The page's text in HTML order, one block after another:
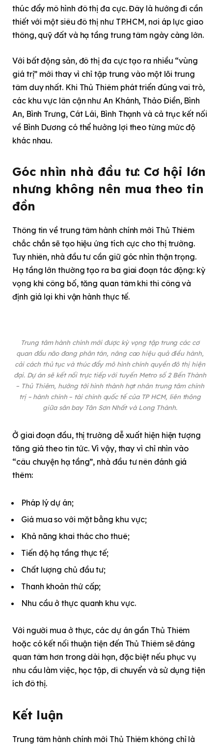
thúc đẩy mô hình đô thị đa cực. Đây là hướng đi cần
thiết với một siêu đô thị như TP.HCM, nơi áp lực giao
thông, quỹ đất và hạ tầng trung tâm ngày càng lớn.
Với bất động sản, đô thị đa cực tạo ra nhiều “vùng
giá trị” mới thay vì chỉ tập trung vào một lõi trung
tâm duy nhất. Khi Thủ Thiêm phát triển đúng vai trò,
các khu vực lân cận như An Khánh, Thảo Điền, Bình
An, Bình Trưng, Cát Lái, Bình Thạnh và cả trục kết nối
về Bình Dương có thể hưởng lợi theo từng mức độ
khác nhau.
Góc nhìn nhà đầu tư: Cơ hội lớn
nhưng không nên mua theo tin
đồn
Thông tin về trung tâm hành chính mới Thủ Thiêm
chắc chắn sẽ tạo hiệu ứng tích cực cho thị trường.
Tuy nhiên, nhà đầu tư cần giữ góc nhìn thận trọng.
Hạ tầng lớn thường tạo ra ba giai đoạn tác động: kỳ
vọng khi công bố, tăng quan tâm khi thi công và
định giá lại khi vận hành thực tế.
Trung tâm hành chính mới được kỳ vọng tập trung các cơ
quan đầu não đang phân tán, nâng cao hiệu quả điều hành,
cải cách thủ tục và thúc đẩy mô hình chính quyền đô thị hiện
đại. Dự án sẽ kết nối trực tiếp với tuyến Metro số 2 Bến Thành
– Thủ Thiêm, hướng tới hình thành hạt nhân trung tâm chính
trị – hành chính – tài chính quốc tế của TP HCM, liên thông
giữa sân bay Tân Sơn Nhất và Long Thành.
Ở giai đoạn đầu, thị trường dễ xuất hiện hiện tượng
tăng giá theo tin tức. Vì vậy, thay vì chỉ nhìn vào
“câu chuyện hạ tầng”, nhà đầu tư nên đánh giá
thêm:
Pháp lý dự án;
Giá mua so với mặt bằng khu vực;
Khả năng khai thác cho thuê;
Tiến độ hạ tầng thực tế;
Chất lượng chủ đầu tư;
Thanh khoản thứ cấp;
Nhu cầu ở thực quanh khu vực.
Với người mua ở thực, các dự án gần Thủ Thiêm
hoặc có kết nối thuận tiện đến Thủ Thiêm sẽ đáng
quan tâm hơn trong dài hạn, đặc biệt nếu phục vụ
nhu cầu làm việc, học tập, di chuyển và sử dụng tiện
ích đô thị.
Kết luận
Trung tâm hành chính mới Thủ Thiêm không chỉ là